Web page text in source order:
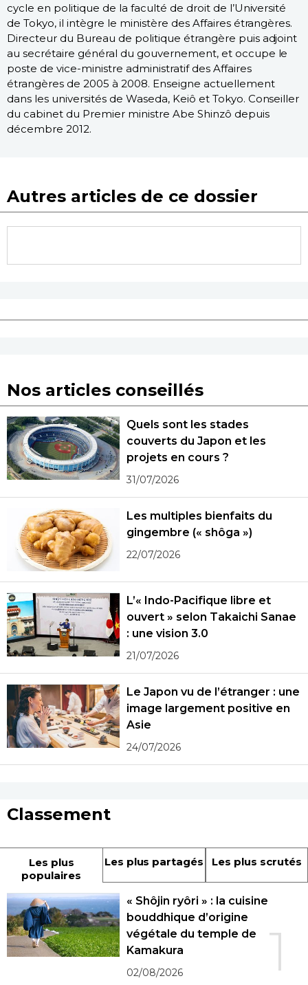
cycle en politique de la faculté de droit de l’Université
de Tokyo, il intègre le ministère des Affaires étrangères.
Directeur du Bureau de politique étrangère puis adjoint
au secrétaire général du gouvernement, et occupe le
poste de vice-ministre administratif des Affaires
étrangères de 2005 à 2008. Enseigne actuellement
dans les universités de Waseda, Keiô et Tokyo. Conseiller
du cabinet du Premier ministre Abe Shinzô depuis
décembre 2012.
Autres articles de ce dossier
Nos articles conseillés
Quels sont les stades
couverts du Japon et les
projets en cours ?
31/07/2026
Les multiples bienfaits du
gingembre (« shôga »)
22/07/2026
L’« Indo-Pacifique libre et
ouvert » selon Takaichi Sanae
: une vision 3.0
21/07/2026
Le Japon vu de l’étranger : une
image largement positive en
Asie
24/07/2026
Classement
Les plus
populaires
Les plus partagés Les plus scrutés
1
« Shôjin ryôri » : la cuisine
bouddhique d’origine
végétale du temple de
Kamakura
02/08/2026